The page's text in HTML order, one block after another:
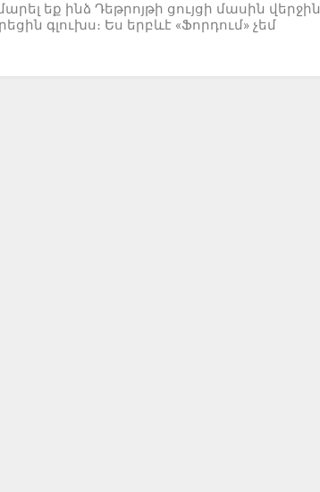
եք ինձ Դեթրոյթի ցույցի մասին վերջին
գլուխս։ Ես երբևէ «Ֆորդում» չեմ